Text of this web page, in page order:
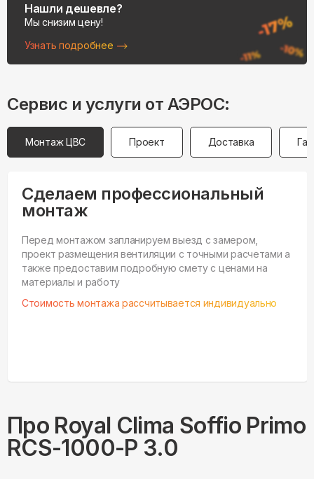
Нашли дешевле?
Мы снизим цену!
Узнать подробнее
Сервис и услуги от АЭРОС:
Монтаж ЦВС Проект Доставка
Сделаем профессиональный
монтаж
Перед монтажом запланируем выезд с замером,
проект размещения вентиляции с точными расчетами а
также предоставим подробную смету с ценами на
материалы и работу
Стоимость монтажа рассчитывается индивидуально
Про Royal Clima Soffio Primo
RCS-1000-P 3.0